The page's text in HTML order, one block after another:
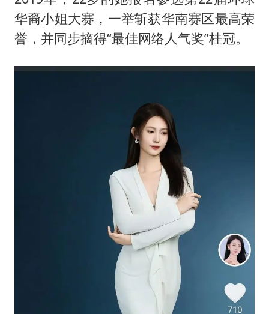
华裔小姐大赛，一举斩获华南赛区最高荣
誉，并同步摘得“最佳网络人气奖”桂冠。